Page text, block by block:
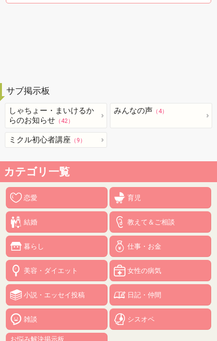
サブ掲示板
しゃちょー・まいけるか
らのお知らせ （42）
みんなの声 （4）
ミクル初心者講座 （9）
カテゴリ一覧
恋愛 育児
結婚 教えて＆ご相談
暮らし 仕事・お金
美容・ダイエット 女性の病気
小説・エッセイ投稿 日記・仲間
雑談 シスオペ
お悩み解決掲示板